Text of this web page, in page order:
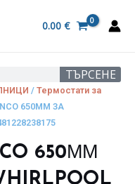
0.00 €
ТЪРСЕНЕ
/ Термостати за
650ММ ЗА
650ММ